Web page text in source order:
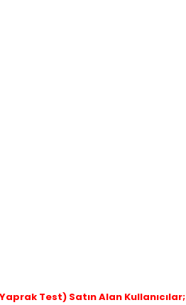
Test) Satın Alan Kullanıcılar;